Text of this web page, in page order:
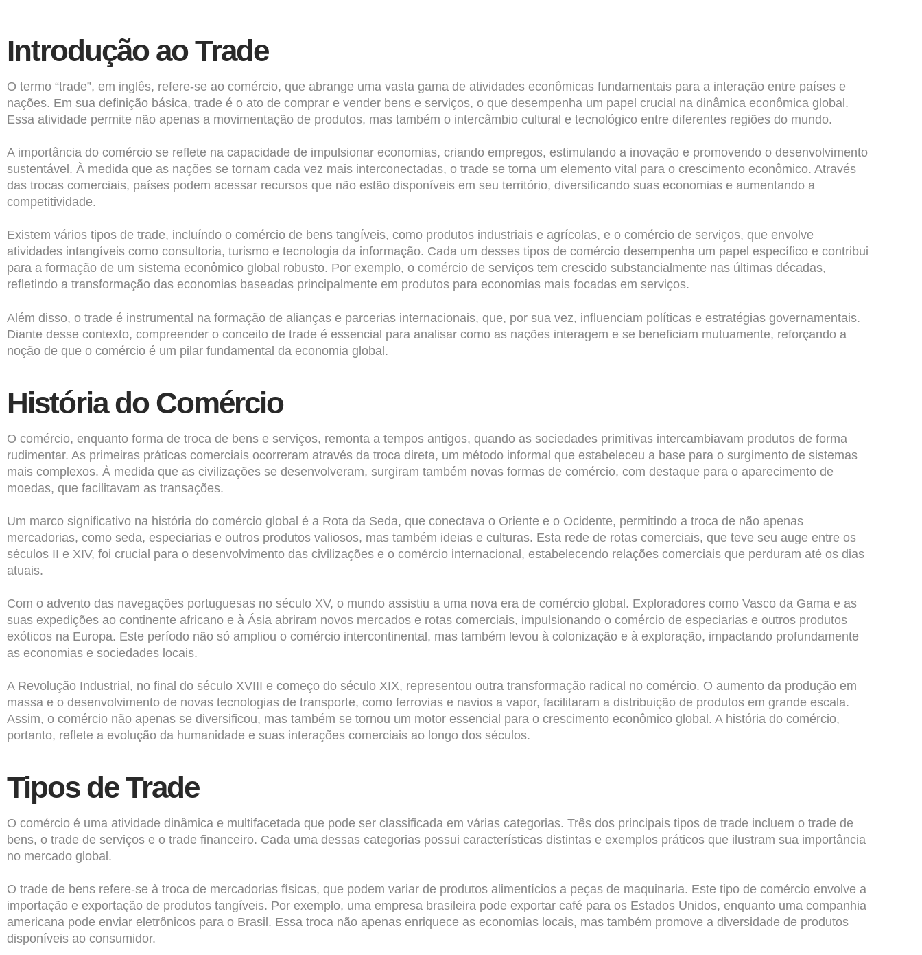
Introdução ao Trade
O termo “trade”, em inglês, refere-se ao comércio, que abrange uma vasta gama de atividades econômicas fundamentais para a interação entre países e
nações. Em sua definição básica, trade é o ato de comprar e vender bens e serviços, o que desempenha um papel crucial na dinâmica econômica global.
Essa atividade permite não apenas a movimentação de produtos, mas também o intercâmbio cultural e tecnológico entre diferentes regiões do mundo.
A importância do comércio se reflete na capacidade de impulsionar economias, criando empregos, estimulando a inovação e promovendo o desenvolvimento
sustentável. À medida que as nações se tornam cada vez mais interconectadas, o trade se torna um elemento vital para o crescimento econômico. Através
das trocas comerciais, países podem acessar recursos que não estão disponíveis em seu território, diversificando suas economias e aumentando a
competitividade.
Existem vários tipos de trade, incluíndo o comércio de bens tangíveis, como produtos industriais e agrícolas, e o comércio de serviços, que envolve
atividades intangíveis como consultoria, turismo e tecnologia da informação. Cada um desses tipos de comércio desempenha um papel específico e contribui
para a formação de um sistema econômico global robusto. Por exemplo, o comércio de serviços tem crescido substancialmente nas últimas décadas,
refletindo a transformação das economias baseadas principalmente em produtos para economias mais focadas em serviços.
Além disso, o trade é instrumental na formação de alianças e parcerias internacionais, que, por sua vez, influenciam políticas e estratégias governamentais.
Diante desse contexto, compreender o conceito de trade é essencial para analisar como as nações interagem e se beneficiam mutuamente, reforçando a
noção de que o comércio é um pilar fundamental da economia global.
História do Comércio
O comércio, enquanto forma de troca de bens e serviços, remonta a tempos antigos, quando as sociedades primitivas intercambiavam produtos de forma
rudimentar. As primeiras práticas comerciais ocorreram através da troca direta, um método informal que estabeleceu a base para o surgimento de sistemas
mais complexos. À medida que as civilizações se desenvolveram, surgiram também novas formas de comércio, com destaque para o aparecimento de
moedas, que facilitavam as transações.
Um marco significativo na história do comércio global é a Rota da Seda, que conectava o Oriente e o Ocidente, permitindo a troca de não apenas
mercadorias, como seda, especiarias e outros produtos valiosos, mas também ideias e culturas. Esta rede de rotas comerciais, que teve seu auge entre os
séculos II e XIV, foi crucial para o desenvolvimento das civilizações e o comércio internacional, estabelecendo relações comerciais que perduram até os dias
atuais.
Com o advento das navegações portuguesas no século XV, o mundo assistiu a uma nova era de comércio global. Exploradores como Vasco da Gama e as
suas expedições ao continente africano e à Ásia abriram novos mercados e rotas comerciais, impulsionando o comércio de especiarias e outros produtos
exóticos na Europa. Este período não só ampliou o comércio intercontinental, mas também levou à colonização e à exploração, impactando profundamente
as economias e sociedades locais.
A Revolução Industrial, no final do século XVIII e começo do século XIX, representou outra transformação radical no comércio. O aumento da produção em
massa e o desenvolvimento de novas tecnologias de transporte, como ferrovias e navios a vapor, facilitaram a distribuição de produtos em grande escala.
Assim, o comércio não apenas se diversificou, mas também se tornou um motor essencial para o crescimento econômico global. A história do comércio,
portanto, reflete a evolução da humanidade e suas interações comerciais ao longo dos séculos.
Tipos de Trade
O comércio é uma atividade dinâmica e multifacetada que pode ser classificada em várias categorias. Três dos principais tipos de trade incluem o trade de
bens, o trade de serviços e o trade financeiro. Cada uma dessas categorias possui características distintas e exemplos práticos que ilustram sua importância
no mercado global.
O trade de bens refere-se à troca de mercadorias físicas, que podem variar de produtos alimentícios a peças de maquinaria. Este tipo de comércio envolve a
importação e exportação de produtos tangíveis. Por exemplo, uma empresa brasileira pode exportar café para os Estados Unidos, enquanto uma companhia
americana pode enviar eletrônicos para o Brasil. Essa troca não apenas enriquece as economias locais, mas também promove a diversidade de produtos
disponíveis ao consumidor.